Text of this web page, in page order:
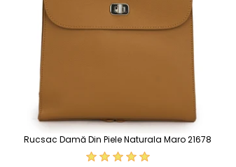
Rucsac Damă Din Piele Naturala Maro 21678